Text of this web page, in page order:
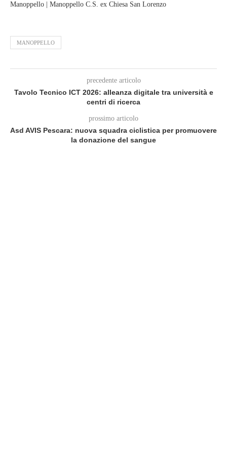
Manoppello | Manoppello C.S. ex Chiesa San Lorenzo
MANOPPELLO
precedente articolo
Tavolo Tecnico ICT 2026: alleanza digitale tra università e
centri di ricerca
prossimo articolo
Asd AVIS Pescara: nuova squadra ciclistica per promuovere
la donazione del sangue